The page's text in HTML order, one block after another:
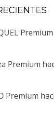
Premium
Premium